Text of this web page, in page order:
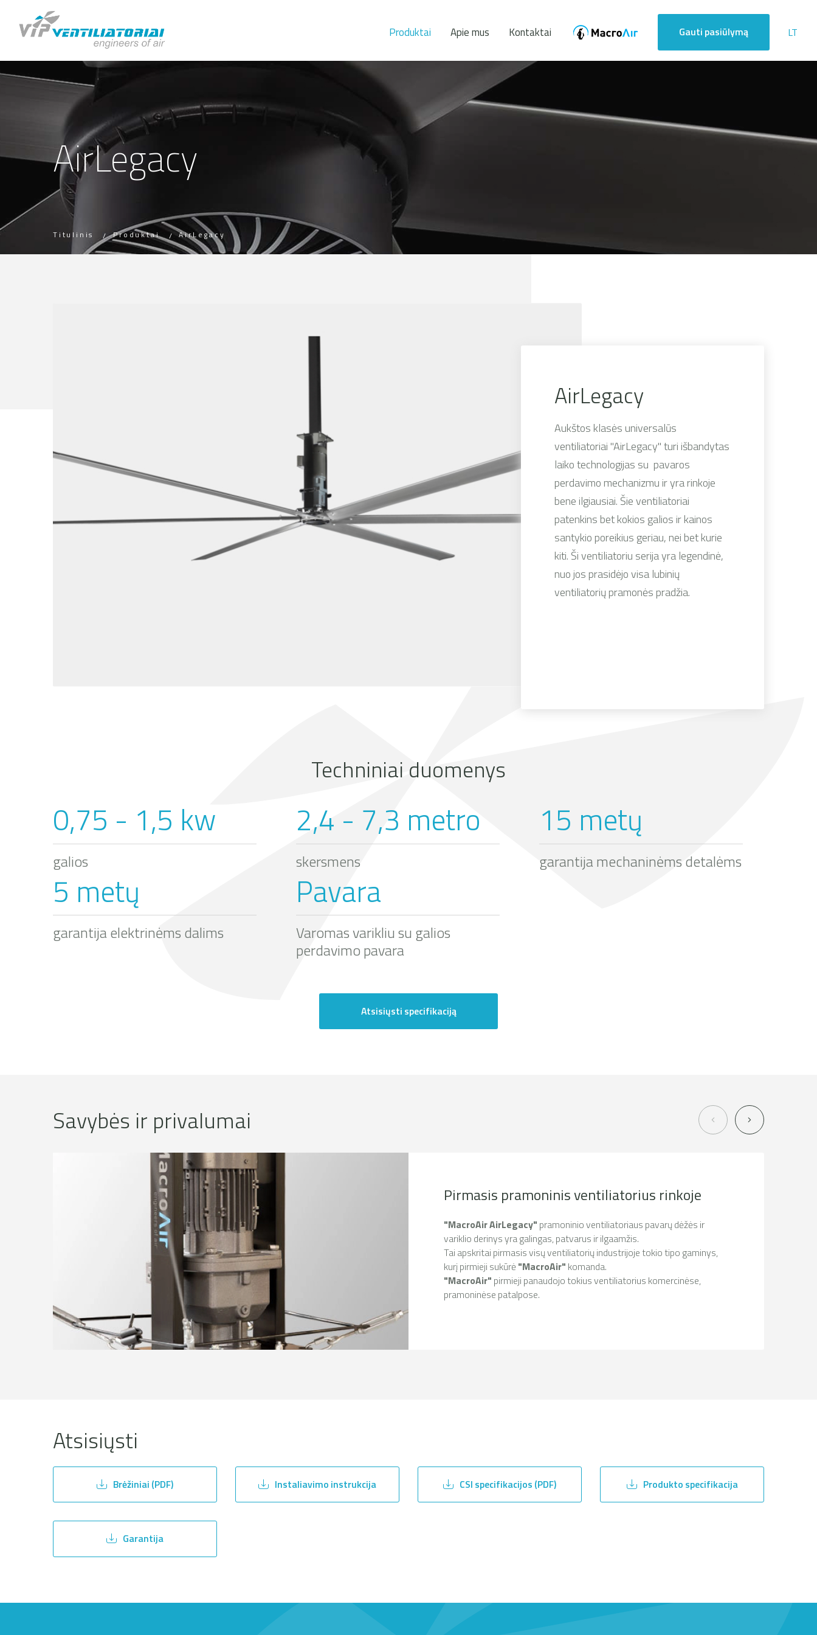
Produktai Apie mus Kontaktai Gauti pasiūlymą LT
AirLegacy
Titulinis Produktai AirLegacy
AirLegacy
Aukštos klasės universalūs
ventiliatoriai "AirLegacy" turi išbandytas
laiko technologijas su pavaros
perdavimo mechanizmu ir yra rinkoje
bene ilgiausiai. Šie ventiliatoriai
patenkins bet kokios galios ir kainos
santykio poreikius geriau, nei bet kurie
kiti. Ši ventiliatoriu serija yra legendinė,
nuo jos prasidėjo visa lubinių
ventiliatorių pramonės pradžia.
Techniniai duomenys
0,75 - 1,5 kw
galios
2,4 - 7,3 metro
skersmens
15 metų
garantija mechaninėms detalėms
5 metų
garantija elektrinėms dalims
Pavara
Varomas varikliu su galios
perdavimo pavara
Atsisiųsti specifikaciją
Savybės ir privalumai
Pirmasis pramoninis ventiliatorius rinkoje
"MacroAir AirLegacy" pramoninio ventiliatoriaus pavarų dėžės ir
variklio derinys yra galingas, patvarus ir ilgaamžis.
Tai apskritai pirmasis visų ventiliatorių industrijoje tokio tipo gaminys,
kurį pirmieji sukūrė"MacroAir" komanda.
"MacroAir" pirmieji panaudojo tokius ventiliatorius komercinėse,
pramoninėse patalpose.
Atsisiųsti
Brėžiniai (PDF) Instaliavimo instrukcija CSI specifikacijos (PDF) Produkto specifikacija
Garantija